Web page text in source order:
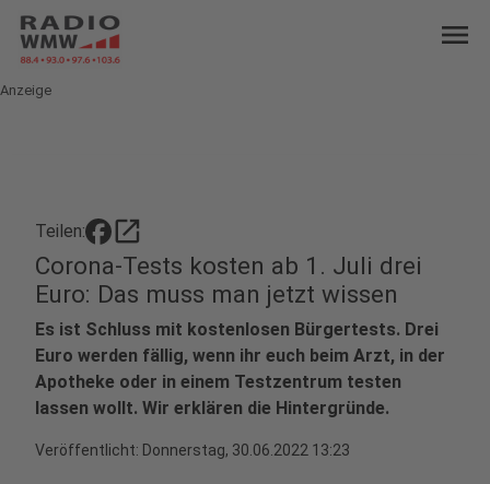
menu
Anzeige
Teilen: open_in_new
Corona-Tests kosten ab 1. Juli drei
Euro: Das muss man jetzt wissen
Es ist Schluss mit kostenlosen Bürgertests. Drei
Euro werden fällig, wenn ihr euch beim Arzt, in der
Apotheke oder in einem Testzentrum testen
lassen wollt. Wir erklären die Hintergründe.
Veröffentlicht: Donnerstag, 30.06.2022 13:23